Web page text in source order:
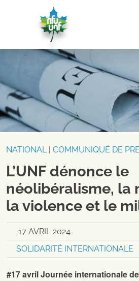
Aller au contenu
NATIONAL| COMMUNIQUÉ DE
L’UNF dénonce le
néolibéralisme, la
la violence et le
17 AVRIL 2024
SOLIDARITÉ INTERNATIONALE
#17 avril Journée internationale